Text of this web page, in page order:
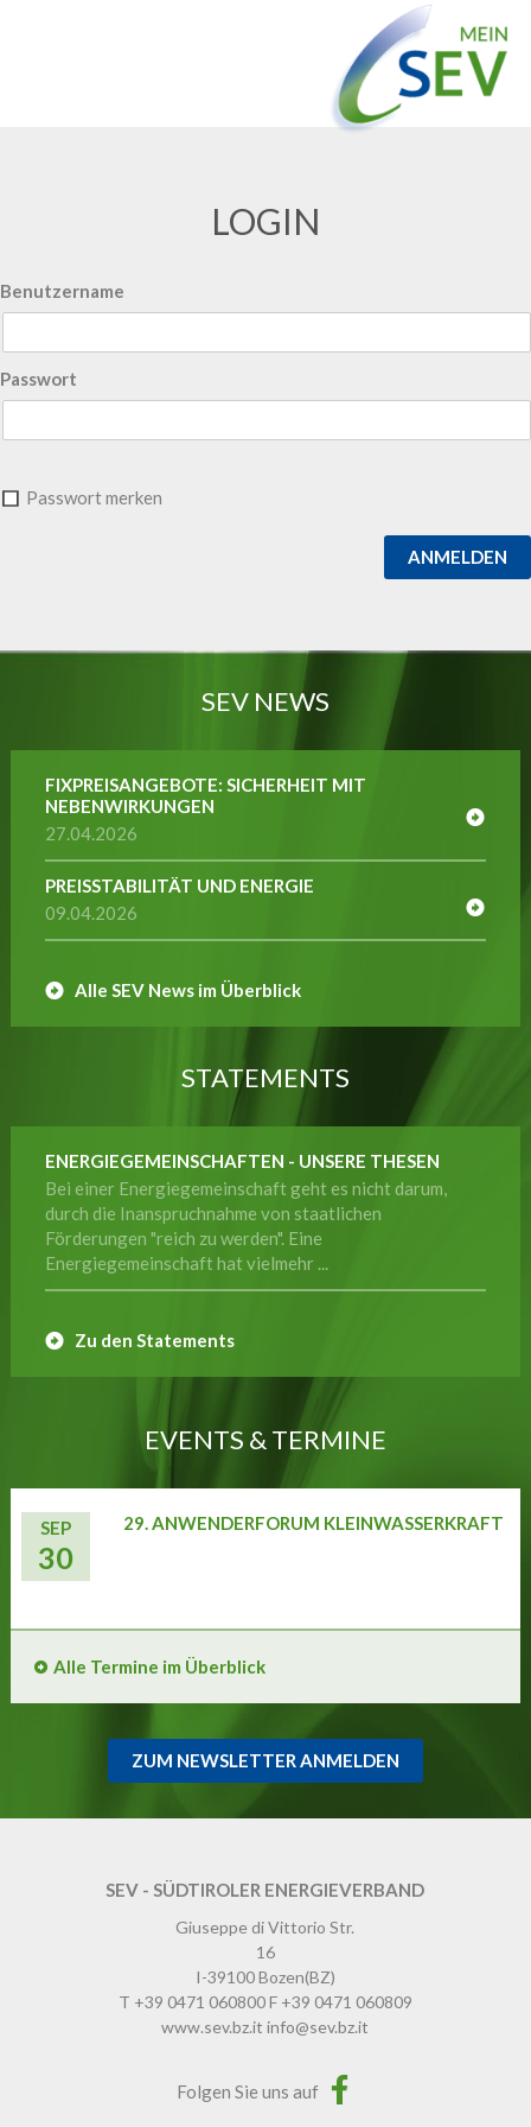
LOGIN
Benutzername
Passwort
Passwort merken
ANMELDEN
SEV NEWS
FIXPREISANGEBOTE: SICHERHEIT MIT
NEBENWIRKUNGEN
27.04.2026
PREISSTABILITÄT UND ENERGIE
09.04.2026
Alle SEV News im Überblick
STATEMENTS
ENERGIEGEMEINSCHAFTEN - UNSERE THESEN
Bei einer Energiegemeinschaft geht es nicht darum,
durch die Inanspruchnahme von staatlichen
Förderungen "reich zu werden". Eine
Energiegemeinschaft hat vielmehr ...
Zu den Statements
EVENTS & TERMINE
SEP
30
29. ANWENDERFORUM KLEINWASSERKRAFT
Alle Termine im Überblick
ZUM NEWSLETTER ANMELDEN
SEV - SÜDTIROLER ENERGIEVERBAND
Giuseppe di Vittorio Str.
16
I-39100Bozen(BZ)
T +39 0471 060800F +39 0471 060809
www.sev.bz.it info@sev.bz.it
Folgen Sie uns auf